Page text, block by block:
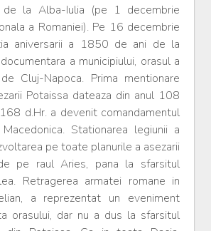
de la Alba-Iulia (pe 1 decembrie
a Romaniei). Pe 16 decembrie
aniversarii a 1850 de ani de la
a municipiului, orasul a
Cluj-Napoca. Prima mentionare
Potaissa dateaza din anul 108
d.Hr. a devenit comandamentul
Stationarea legiunii a
pe toate planurile a asezarii
pe raul Aries, pana la sfarsitul
Retragerea armatei romane in
a reprezentat un eveniment
orasului, dar nu a dus la sfarsitul